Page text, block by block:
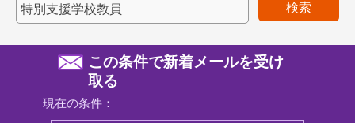
検索
この条件で新着メールを受け
取る
現在の条件：